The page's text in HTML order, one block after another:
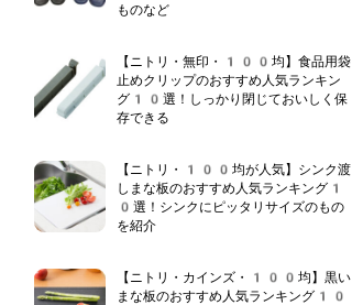
ものなど
【ニトリ・無印・100均】食品用袋
止めクリップのおすすめ人気ランキン
グ10選！しっかり閉じておいしく保
存できる
【ニトリ・100均が人気】シンク渡
しまな板のおすすめ人気ランキング1
0選！シンクにピッタリサイズのもの
を紹介
【ニトリ・カインズ・100均】黒い
まな板のおすすめ人気ランキング10